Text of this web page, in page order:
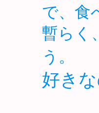
で、食
暫らく
好き